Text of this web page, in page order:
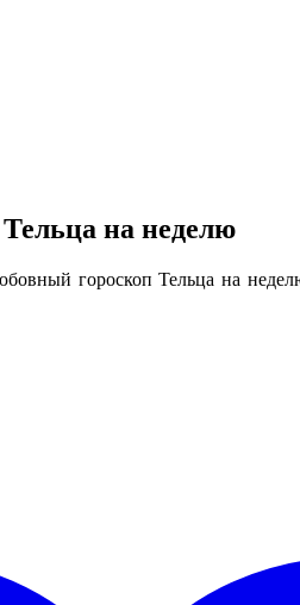
на неделю
гороскоп Тельца на